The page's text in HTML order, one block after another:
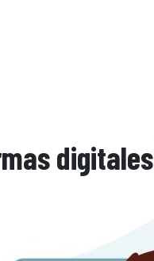
digitales